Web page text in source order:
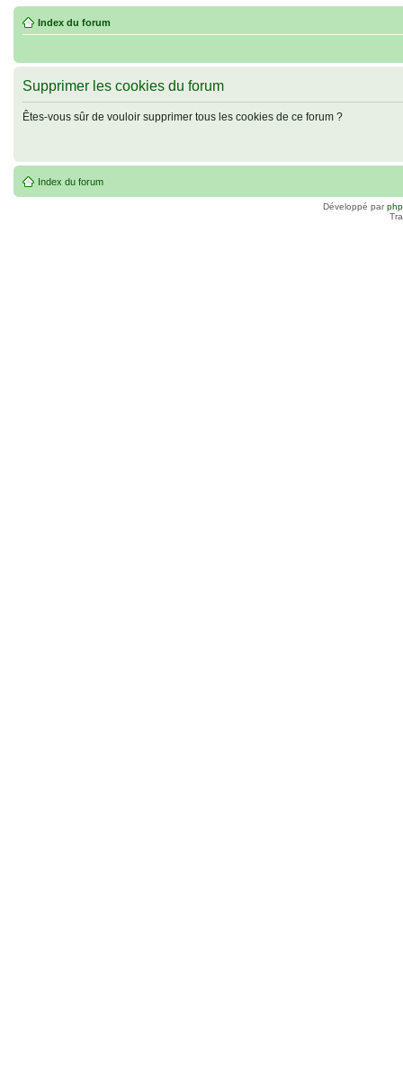
Index du forum
Supprimer les cookies du forum
Êtes-vous sûr de vouloir supprimer tous les cookies de ce forum ?
Index du forum
Développé par